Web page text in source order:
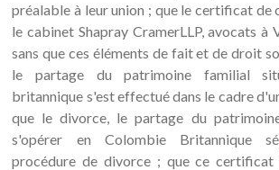
préalable à leur union ; que le certificat de
le cabinet Shapray CramerLLP, avocats à
sans que ces éléments de fait et de droit
le partage du patrimoine familial
britannique s'est effectué dans le cadre
que le divorce, le partage du
s'opérer en Colombie Britannique
procédure de divorce ; que ce certificat